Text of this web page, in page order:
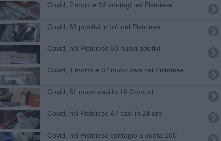
Covid, 2 morti e 92 contagi nel Pistoiese
Covid, 63 positivi in più nel Pistoiese
Covid, nel Pistoiese 60 nuovi positivi
Covid, 1 morto e 67 nuovi casi nel Pistoiese
Covid, 81 nuovi casi in 16 Comuni
Covid, nel Pistoiese 47 casi in 24 ore
Covid, nel Pistoiese contagio a quota 100